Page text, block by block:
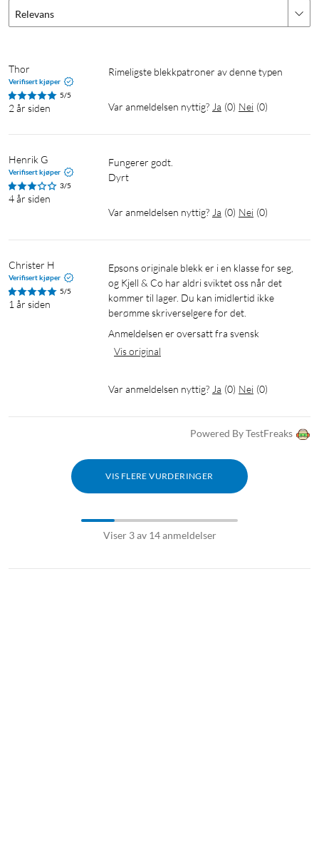
Relevans
Thor
Verifisert kjøper
5/5
2 år siden
rimeligste blekkpatroner av denne typen
Var anmeldelsen nyttig? Ja (0) Nei (0)
Henrik G
Verifisert kjøper
3/5
4 år siden
Fungerer godt.
Dyrt
Var anmeldelsen nyttig? Ja (0) Nei (0)
Christer H
Verifisert kjøper
5/5
1 år siden
Epsons originale blekk er i en klasse for seg,
og Kjell & Co har aldri sviktet oss når det
kommer til lager. Du kan imidlertid ikke
berømme skriverselgere for det.
Anmeldelsen er oversatt fra svensk
Vis original
Var anmeldelsen nyttig? Ja (0) Nei (0)
Powered By TestFreaks
VIS FLERE VURDERINGER
Viser 3 av 14 anmeldelser